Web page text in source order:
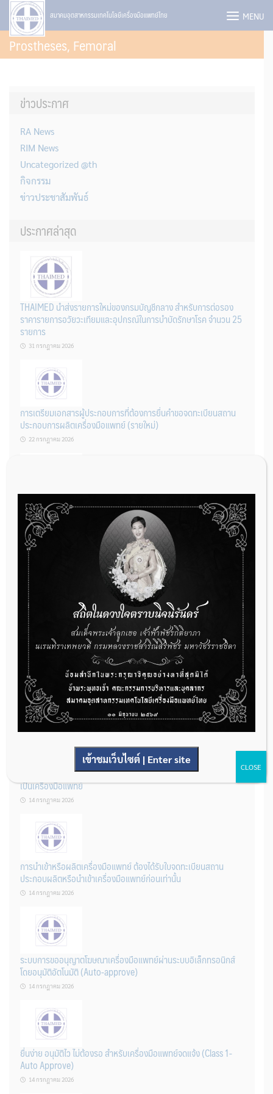
Skip
content
สมาคมอุตสาหกรรมเทคโนโลยีเครื่องมือแพทย์ไทย MENU
Prostheses, Femoral
ข่าวประกาศ
RA News
RIM News
Uncategorized @th
กิจกรรม
ข่าวประชาสัมพันธ์
ประกาศล่าสุด
THAIMED นำส่งรายการใหม่ของกรมบัญชีกลาง สำหรับการต่อรอง
ราคารายการอวัยวะเทียมและอุปกรณ์ในการบำบัดรักษาโรค จำนวน 25
รายการ
31 กรกฎาคม 2026
การเตรียมเอกสารผู้ประกอบการที่ต้องการยื่นคำขอจดทะเบียนสถาน
ประกอบการผลิตเครื่องมือแพทย์ (รายใหม่)
22 กรกฎาคม 2026
ผู้ประกอบการผลิต และ นักวิจัย ที่ต้องการขึ้นทะเบียนเครื่องมือแพทย์
ต้องทำอย่างไรบ้าง
22 กรกฎาคม 2026
กองควบคุมเครื่องมือแพทย์ เปิดรับฟังความคิดเห็นหลักการยกร่าง
กฎหมาย จำนวน 3 ฉบับ ผ่านระบบกลางทางกฎหมาย
22 กรกฎาคม 2026
การโฆษณาเครื่องมือแพทย์แบบใดที่ได้รับการยกเว้นไม่ต้องขออนุญาต
14 กรกฎาคม 2026
รู้หรือไม่? ผลิตภัณฑ์ชุดตรวจสําหรับตรวจสอบการปนเปื้อนแบบใดจัด
เป็นเครื่องมือแพทย์
14 กรกฎาคม 2026
การนำเข้าหรือผลิตเครื่องมือแพทย์ ต้องได้รับใบจดทะเบียนสถาน
ประกอบผลิตหรือนำเข้าเครื่องมือแพทย์ก่อนเท่านั้น
14 กรกฎาคม 2026
ระบบการขออนุญาตโฆษณาเครื่องมือแพทย์ผ่านระบบอิเล็กทรอนิกส์
โดยอนุมัติอัตโนมัติ (Auto-approve)
14 กรกฎาคม 2026
ยื่นง่าย อนุมัติไว ไม่ต้องรอ สำหรับเครื่องมือแพทย์จดแจ้ง (Class 1-
Auto Approve)
14 กรกฎาคม 2026
เข้าชมเว็บไซต์ | Enter site
CLOSE